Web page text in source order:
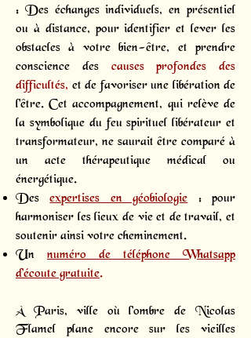
: Des échanges individuels, en présentiel
ou à distance, pour identifier et lever les
obstacles à votre bien-être, et prendre
conscience des
causes profondes des
difficultés, et de favoriser une libération de
l'être. Cet accompagnement, qui relève de
la symbolique du feu spirituel libérateur et
transformateur, ne saurait être comparé à
un acte thérapeutique médical ou
énergétique.
Desexpertises en géobiologie: pour
harmoniser les lieux de vie et de travail, et
soutenir ainsi votre cheminement.
Un numéro de téléphone Whatsapp
d’écoute gratuite.
À Paris, ville où l’ombre de Nicolas
Flamel plane encore sur les vieilles